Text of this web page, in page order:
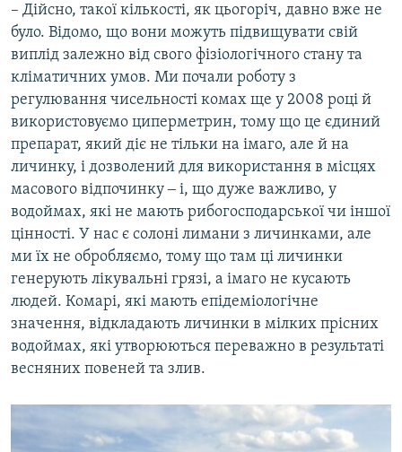
– Дійсно, такої кількості, як цьогоріч, давно вже не
було. Відомо, що вони можуть підвищувати свій
виплід залежно від свого фізіологічного стану та
кліматичних умов. Ми почали роботу з
регулювання чисельності комах ще у 2008 році й
використовуємо циперметрин, тому що це єдиний
препарат, який діє не тільки на імаго, але й на
личинку, і дозволений для використання в місцях
масового відпочинку ‒ і, що дуже важливо, у
водоймах, які не мають рибогосподарської чи іншої
цінності. У нас є солоні лимани з личинками, але
ми їх не обробляємо, тому що там ці личинки
генерують лікувальні грязі, а імаго не кусають
людей. Комарі, які мають епідеміологічне
значення, відкладають личинки в мілких прісних
водоймах, які утворюються переважно в результаті
весняних повеней та злив.